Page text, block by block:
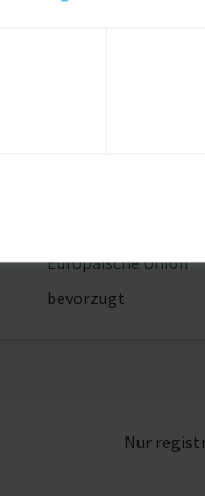
Armenisch
Europäische Union
bevorzugt
Nur